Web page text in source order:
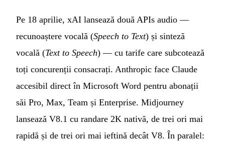
Pe 18 aprilie, xAI lansează două APIs audio —
recunoaștere vocală (Speech to Text) și sinteză
vocală (Text to Speech) — cu tarife care subcotează
toți concurenții consacrați. Anthropic face Claude
accesibil direct în Microsoft Word pentru abonații
săi Pro, Max, Team și Enterprise. Midjourney
lansează V8.1 cu randare 2K nativă, de trei ori mai
rapidă și de trei ori mai ieftină decât V8. În paralel: